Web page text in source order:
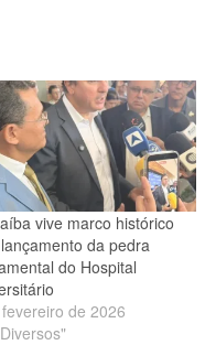
vive marco histórico
da pedra
do Hospital
de 2026